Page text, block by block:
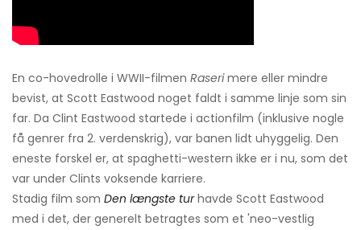
En co-hovedrolle i WWII-filmen Raserimere eller mindre
bevist, at Scott Eastwood noget faldt i samme linje som sin
far. Da Clint Eastwood startede i actionfilm (inklusive nogle
få genrer fra 2. verdenskrig), var banen lidt uhyggelig. Den
eneste forskel er, at spaghetti-western ikke er i nu, som det
var under Clints voksende karriere.
Stadig film som Den længste tur havde Scott Eastwood
med i det, der generelt betragtes som et 'neo-vestlig